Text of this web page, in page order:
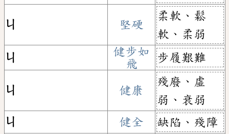
ㄐ 堅硬
柔軟、鬆
軟、柔弱
ㄐ
健步如
飛
步履艱難
ㄐ 健康
殘廢、虛
弱、衰弱
ㄐ
健全
缺陷、殘障